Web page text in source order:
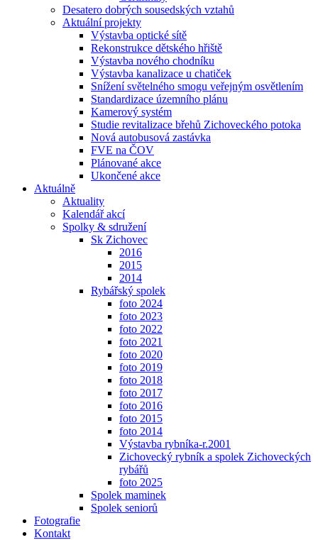
Desatero dobrých sousedských vztahů
Aktuální projekty
Výstavba optické sítě
Rekonstrukce dětského hřiště
Výstavba nového chodníku
Výstavba kanalizace u chatiček
Snížení světelného smogu veřejným osvětlením
Standardizace územního plánu
Kamerový systém
Studie revitalizace břehů Zichoveckého potoka
Nová autobusová zastávka
FVE na ČOV
Plánované akce
Ukončené akce
Aktuálně
Aktuality
Kalendář akcí
Spolky & sdružení
Sk Zichovec
2016
2015
2014
Rybářský spolek
foto 2024
foto 2023
foto 2022
foto 2021
foto 2020
foto 2019
foto 2018
foto 2017
foto 2016
foto 2015
foto 2014
Výstavba rybníka-r.2001
Zichovecký rybník a spolek Zichoveckých
rybářů
foto 2025
Spolek maminek
Spolek seniorů
Fotografie
Kontakt